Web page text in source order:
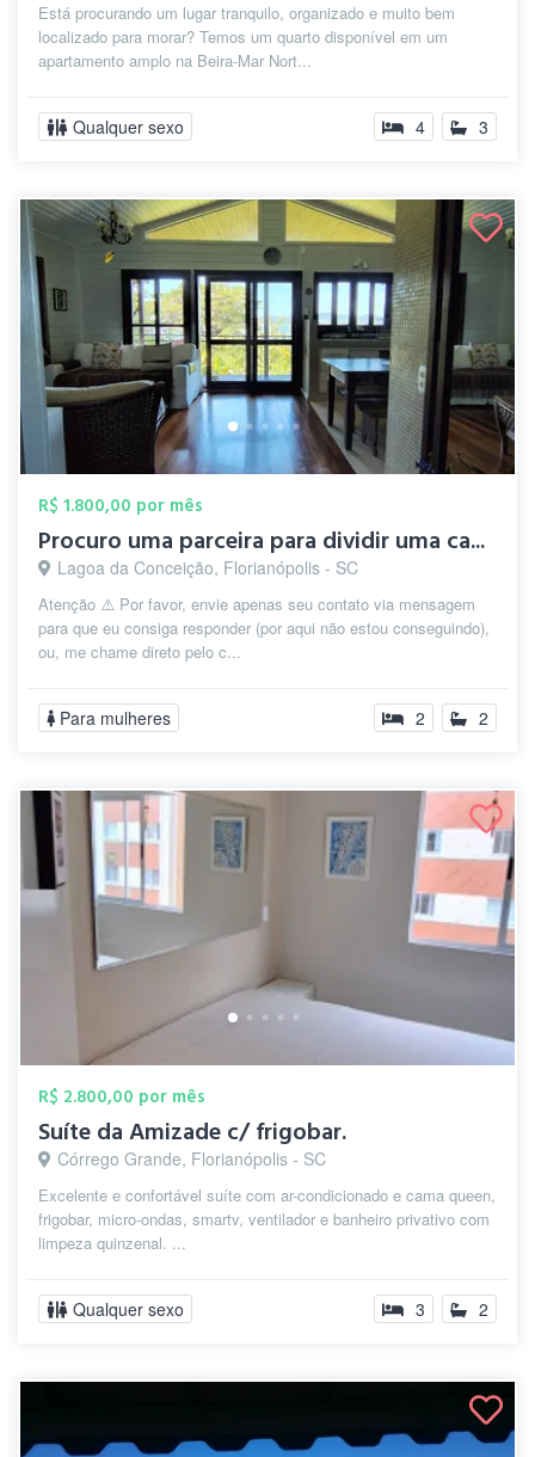
Está procurando um lugar tranquilo, organizado e muito bem
localizado para morar? Temos um quarto disponível em um
apartamento amplo na Beira-Mar Nort...
Qualquer sexo 4 3
R$ 1.800,00 por mês
Procuro uma parceira para dividir uma ca...
Lagoa da Conceição, Florianópolis - SC
Atenção ⚠️ Por favor, envie apenas seu contato via mensagem
para que eu consiga responder (por aqui não estou conseguindo),
ou, me chame direto pelo c...
Para mulheres 2 2
R$ 2.800,00 por mês
Suíte da Amizade c/ frigobar.
Córrego Grande, Florianópolis - SC
Excelente e confortável suíte com ar-condicionado e cama queen,
frigobar, micro-ondas, smartv, ventilador e banheiro privativo com
limpeza quinzenal. ...
Qualquer sexo 3 2